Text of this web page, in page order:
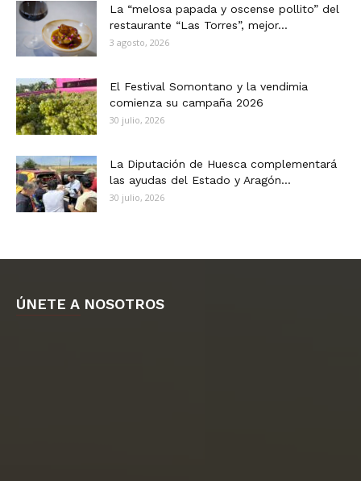
La “melosa papada y oscense pollito” del
restaurante “Las Torres”, mejor...
3 agosto, 2026
El Festival Somontano y la vendimia
comienza su campaña 2026
30 julio, 2026
La Diputación de Huesca complementará
las ayudas del Estado y Aragón...
30 julio, 2026
ÚNETE A NOSOTROS